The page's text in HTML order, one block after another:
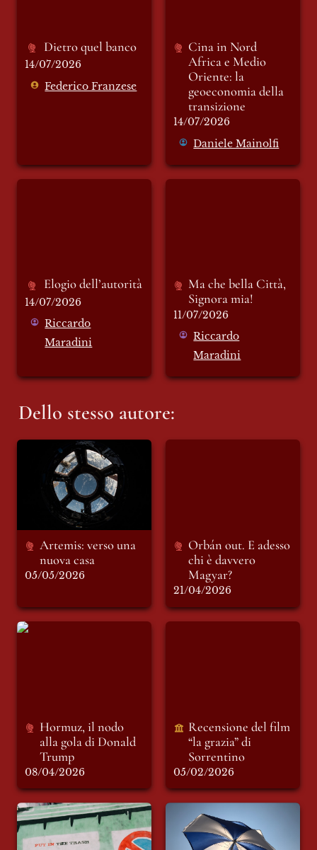
Dietro quel banco
14/07/2026
Federico Franzese
Cina in Nord
Africa e Medio
Oriente: la
geoeconomia della
transizione
14/07/2026
Daniele Mainolfi
Elogio dell’autorità
14/07/2026
Riccardo
Maradini
Ma che bella Città,
Ma che bella Città,
Signora mia!
11/07/2026
Riccardo
Maradini
Dello stesso autore:
Artemis: verso una
nuova casa
Artemis: verso una
nuova casa
05/05/2026
Orbán out. E adesso
chi è davvero
Magyar?
21/04/2026
Hormuz, il nodo
Hormuz, il nodo
alla gola di Donald
Trump
08/04/2026
Recensione del film
“la grazia” di
Sorrentino
05/02/2026
L’ombra di Putin sul
cielo d’Europa
Ombrelloni d’oro